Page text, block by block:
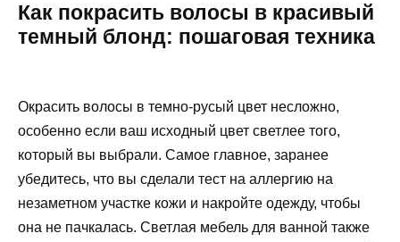
Как покрасить волосы в красивый
темный блонд: пошаговая техника
Окрасить волосы в темно-русый цвет несложно,
особенно если ваш исходный цвет светлее того,
который вы выбрали. Самое главное, заранее
убедитесь, что вы сделали тест на аллергию на
незаметном участке кожи и накройте одежду, чтобы
она не пачкалась. Светлая мебель для ванной также